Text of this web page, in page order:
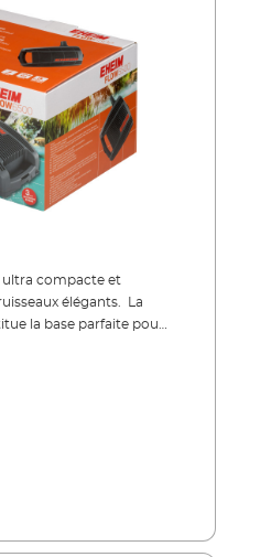
indestructible !
d’impuretés
mm Moteur basse
pour un
sous l'eau Ne
de maintenance et facile
contre les
insuffisant Inclus
tubulure de
10 m
ultra compacte et
élégants. La
la base parfaite pour
de filtration de
circulation optimale
Ainsi, la pompe ne peut
FLOW se
ou dans les ensembles